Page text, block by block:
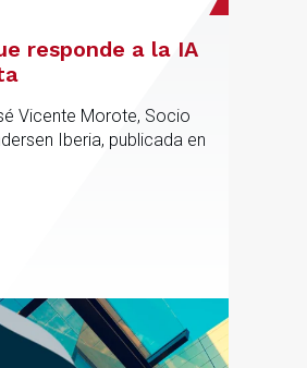
responde a la IA
Vicente Morote, Socio
Iberia, publicada en